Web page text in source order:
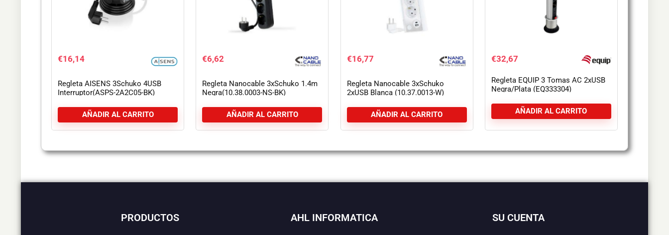
€16,14
Regleta AISENS 3Schuko 4USB
Interruptor(ASPS-2A2C05-BK)
AÑADIR AL CARRITO
€6,62
Regleta Nanocable 3xSchuko 1.4m
Negra(10.38.0003-NS-BK)
AÑADIR AL CARRITO
€16,77
Regleta Nanocable 3xSchuko
2xUSB Blanca (10.37.0013-W)
AÑADIR AL CARRITO
€32,67
Regleta EQUIP 3 Tomas AC 2xUSB
Negra/Plata (EQ333304)
AÑADIR AL CARRITO
PRODUCTOS AHL INFORMATICA SU CUENTA